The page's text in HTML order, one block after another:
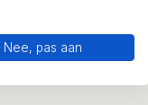
Nee, pas aan